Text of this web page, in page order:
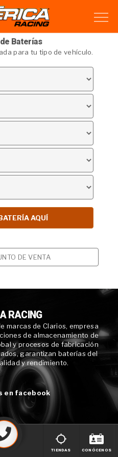
Baterías
para tu tipo de vehículo.
DE VENTA
RACING
marcas de Clarios, empresa
de almacenamiento de
y procesos de fabricación
garantizan baterías del
y rendimiento.
en facebook
TIENDAS CONÓCENOS